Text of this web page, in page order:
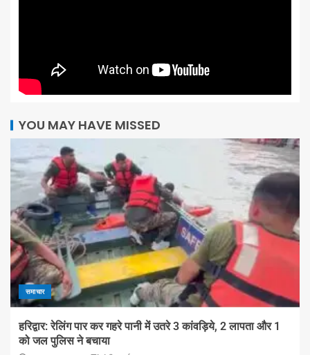
YOU MAY HAVE MISSED
समाचार
हरिद्वार: रेलिंग पार कर गहरे पानी में उतरे 3 कांवड़िये, 2 लापता और 1
को जल पुलिस ने बचाया